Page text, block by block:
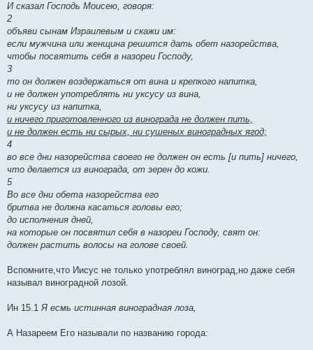
И сказал Господь Моисею, говоря:
2
объяви сынам Израилевым и скажи им:
если мужчина или женщина решится дать обет назорейства,
чтобы посвятить себя в назореи Господу,
3
то он должен воздержаться от вина и крепкого напитка,
и не должен употреблять ни уксусу из вина,
ни уксусу из напитка,
и ничего приготовленного из винограда не должен пить,
и не должен есть ни сырых, ни сушеных виноградных ягод;
4
во все дни назорейства своего не должен он есть [и пить] ничего,
что делается из винограда, от зерен до кожи.
5
Во все дни обета назорейства его
бритва не должна касаться головы его;
до исполнения дней,
на которые он посвятил себя в назореи Господу, свят он:
должен растить волосы на голове своей.
Вспомните,что Иисус не только употреблял виноград,но даже себя
называл виноградной лозой.
Ин 15.1Я есмь истинная виноградная лоза,
А Назареем Его называли по названию города: